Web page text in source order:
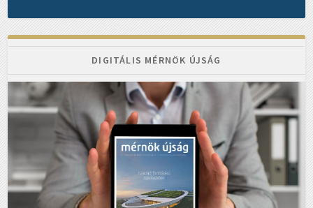
DIGITÁLIS MÉRNÖK ÚJSÁG